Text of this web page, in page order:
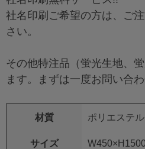
社名印刷ご希望の方は、ご
さい。
その他特注品（蛍光生地、
ます。まずは一度お問い合
材質 ポリエステ
サイズ